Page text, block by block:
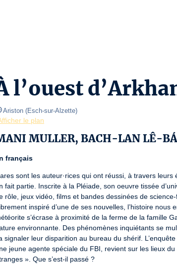
l’ouest
Ariston (Esch-sur-Alzette)
le plan
MULLER, BACH-LAN LÊ-
français
sont les auteur·rices qui ont réussi, à travers
fait partie. Inscrite à la Pléiade, son oeuvre tissée
rôle, jeux vidéo, films et bandes dessinées de
inspiré d’une de ses nouvelles, l’histoire
s’écrase à proximité de la ferme de la famille
environnante. Des phénomènes inquiétants se
signaler leur disparition au bureau du shérif.
jeune agente spéciale du FBI, revient sur les lieux
». Que s’est-il passé ?